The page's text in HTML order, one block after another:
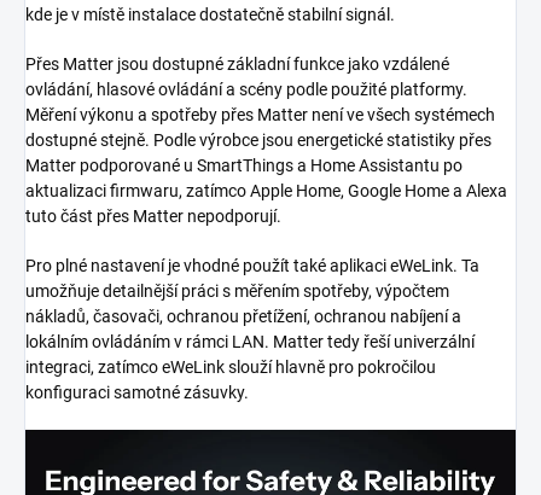
kde je v místě instalace dostatečně stabilní signál.
Přes Matter jsou dostupné základní funkce jako vzdálené
ovládání, hlasové ovládání a scény podle použité platformy.
Měření výkonu a spotřeby přes Matter není ve všech systémech
dostupné stejně. Podle výrobce jsou energetické statistiky přes
Matter podporované u SmartThings a Home Assistantu po
aktualizaci firmwaru, zatímco Apple Home, Google Home a Alexa
tuto část přes Matter nepodporují.
Pro plné nastavení je vhodné použít také aplikaci eWeLink. Ta
umožňuje detailnější práci s měřením spotřeby, výpočtem
nákladů, časovači, ochranou přetížení, ochranou nabíjení a
lokálním ovládáním v rámci LAN. Matter tedy řeší univerzální
integraci, zatímco eWeLink slouží hlavně pro pokročilou
konfiguraci samotné zásuvky.